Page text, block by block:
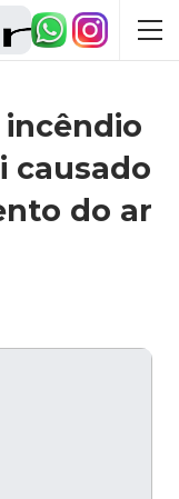
causado
do ar